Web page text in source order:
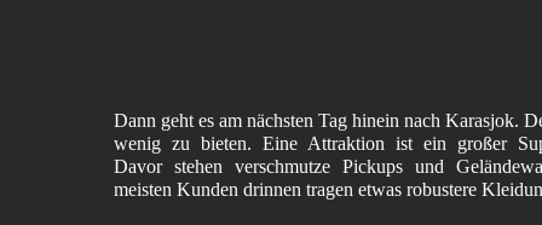
Dann geht es am nächsten Tag hinein nach Karasjok.
wenig zu bieten. Eine Attraktion ist ein großer
Davor stehen verschmutze Pickups und
meisten Kunden drinnen tragen etwas robustere